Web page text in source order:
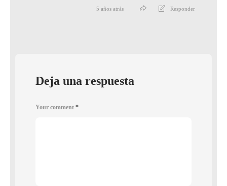
5 años atrás Responder
Deja una respuesta
Your comment *